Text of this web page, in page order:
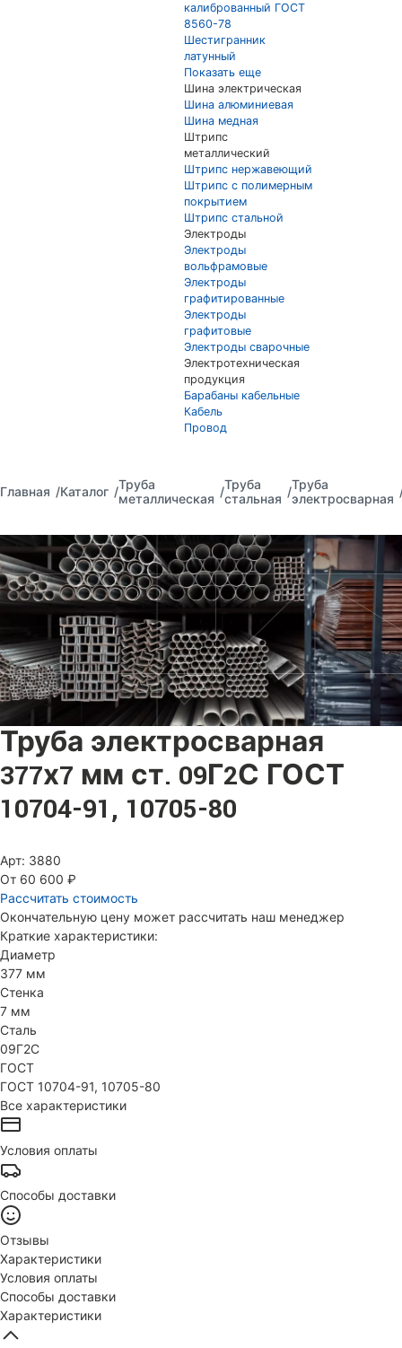
калиброванный ГОСТ
8560-78
Шестигранник
латунный
Показать еще
Шина электрическая
Шина алюминиевая
Шина медная
Штрипс
металлический
Штрипс нержавеющий
Штрипс с полимерным
покрытием
Штрипс стальной
Электроды
Электроды
вольфрамовые
Электроды
графитированные
Электроды
графитовые
Электроды сварочные
Электротехническая
продукция
Барабаны кабельные
Кабель
Провод
Главная Каталог
Труба
металлическая
Труба
стальная
Труба
электросварная
Труба электросварная
377х7 мм ст. 09Г2С ГОСТ
10704-91, 10705-80
Арт: 3880
От 60 600 ₽
Рассчитать стоимость
Окончательную цену может рассчитать наш менеджер
Краткие характеристики:
Диаметр
377 мм
Стенка
7 мм
Сталь
09Г2С
ГОСТ
ГОСТ 10704-91, 10705-80
Все характеристики
Условия оплаты
Способы доставки
Отзывы
Характеристики
Условия оплаты
Способы доставки
Характеристики